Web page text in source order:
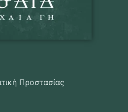
Προστασίας